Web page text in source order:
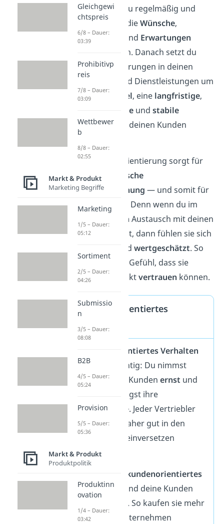
untersuchst du regelmäßig und
systematisch dieWünsche,
Bedürfnisse
und Erwartungen
deiner Kunden. Danach setzt du
diese Anforderungen in deinen
Produkten und Dienstleistungen um
— mit dem
Ziel, eine langfristige,
wirtschaftlicheund stabile
Beziehung
zu deinen Kunden
Die Kundenorientierung sorgt für
eineharmonische
Kundenbeziehung — und somit für
mehr Umsatz. Denn wenn du im
regelmäßigen Austausch mit deinen
Kunden bleibst, dann fühlen sie sich
und wertgeschätzt. So
haben sie das Gefühl, dass sie
deinem Produktvertrauen können.
Kundenorientiertes
Verhalten
Kundenorientiertes Verhalten
ist sehr wichtig: Du nimmst
dabei deine Kunden ernst und
berücksichtigst ihre
Bedürfnisse. Jeder Vertriebler
sollte sich daher gut in den
Kunden hineinversetzen
können.
kundenorientiertes
Verhalten
sind deine Kunden
. So kaufen sie mehr
und dein Unternehmen
Gleichgewi
chtspreis
6/8 – Dauer:
03:39
Prohibitivp
reis
7/8 – Dauer:
03:09
Wettbewer
b
8/8 – Dauer:
02:55
Markt & Produkt
Marketing Begriffe
Marketing
1/5 – Dauer:
05:12
Sortiment
2/5 – Dauer:
04:26
Submissio
n
3/5 – Dauer:
08:08
B2B
4/5 – Dauer:
05:24
Provision
5/5 – Dauer:
05:36
Markt & Produkt
Produktpolitik
Produktinn
ovation
1/4 – Dauer:
03:42